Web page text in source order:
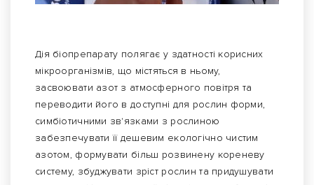
Дія біопрепарату полягає у здатності корисних
мікроорганізмів, що містяться в ньому,
засвоювати азот з атмосферного повітря та
переводити його в доступні для рослин форми,
симбіотичними зв'язками з рослиною
забезпечувати її дешевим екологічно чистим
азотом, формувати більш розвинену кореневу
систему, збуджувати зріст рослин та придушувати